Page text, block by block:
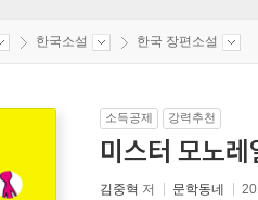
한국소설 한국 장편소설
소득공제 강력추천
미스터 모노레
김중혁 저 문학동네